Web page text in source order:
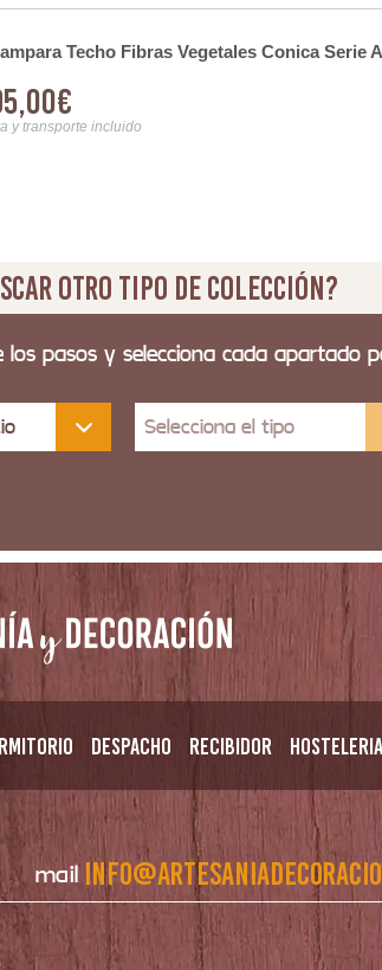
Techo Fibras Vegetales Conica Serie
y transporte incluido
otro tipo de colección?
los pasos y selecciona cada
Selecciona el tipo
Despacho Recibidor Hosteleria
mail